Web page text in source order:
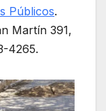
Públicos.
Martín 391,
4265.